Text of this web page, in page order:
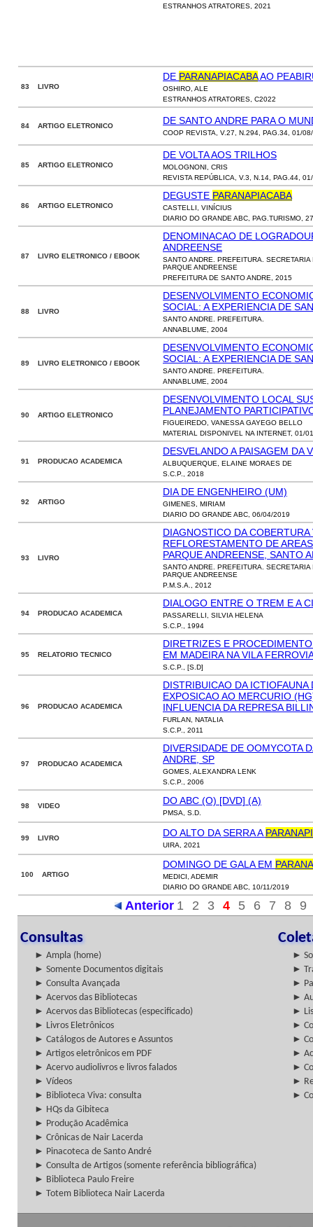
ESTRANHOS ATRATORES, 2021
83 LIVRO
DE PARANAPIACABAAO
OSHIRO, ALE
ESTRANHOS ATRATORES, C2022
84 ARTIGO ELETRONICO DE SANTO ANDRE PARA O
COOP REVISTA, V.27, N.294, PAG.34, 01/
85 ARTIGO ELETRONICO
DE VOLTA AOS TRILHOS
MOLOGNONI, CRIS
REVISTA REPÚBLICA, V.3, N.14, PAG.44,
86 ARTIGO ELETRONICO
DEGUSTE PARANAPIACABA
CASTELLI, VINÍCIUS
DIARIO DO GRANDE ABC, PAG.TURISMO,
87 LIVRO ELETRONICO / EBOOK
DENOMINACAO DE
ANDREENSE
SANTO ANDRE. PREFEITURA.
PARQUE ANDREENSE
PREFEITURA DE SANTO ANDRE, 2015
88 LIVRO
DESENVOLVIMENTO
SOCIAL: A EXPERIENCIA DE
SANTO ANDRE. PREFEITURA.
ANNABLUME, 2004
89 LIVRO ELETRONICO / EBOOK
DESENVOLVIMENTO
SOCIAL: A EXPERIENCIA DE
SANTO ANDRE. PREFEITURA.
ANNABLUME, 2004
90 ARTIGO ELETRONICO
DESENVOLVIMENTO LOCAL
PLANEJAMENTO
FIGUEIREDO, VANESSA GAYEGO BELLO
MATERIAL DISPONIVEL NA INTERNET, 01/
91 PRODUCAO ACADEMICA
DESVELANDO A PAISAGEM DA
ALBUQUERQUE, ELAINE MORAES DE
S.C.P., 2018
92 ARTIGO
DIA DE ENGENHEIRO (UM)
GIMENES, MIRIAM
DIARIO DO GRANDE ABC, 06/04/2019
93 LIVRO
DIAGNOSTICO DA
REFLORESTAMENTO DE
PARQUE ANDREENSE, SANTO
SANTO ANDRE. PREFEITURA.
PARQUE ANDREENSE
P.M.S.A., 2012
94 PRODUCAO ACADEMICA
DIALOGO ENTRE O TREM E A
PASSARELLI, SILVIA HELENA
S.C.P., 1994
95 RELATORIO TECNICO
DIRETRIZES E
EM MADEIRA NA VILA
S.C.P., [S.D]
96 PRODUCAO ACADEMICA
DISTRIBUICAO DA
EXPOSICAO AO MERCURIO
INFLUENCIA DA REPRESA
FURLAN, NATALIA
S.C.P., 2011
97 PRODUCAO ACADEMICA
DIVERSIDADE DE OOMYCOTA
ANDRE, SP
GOMES, ALEXANDRA LENK
S.C.P., 2006
98 VIDEO DO ABC (O) [DVD] (A)
PMSA, S.D.
99 LIVRO DO ALTO DA SERRA A
UIRA, 2021
100 ARTIGO
DOMINGO DE GALA EM
MEDICI, ADEMIR
DIARIO DO GRANDE ABC, 10/11/2019
Anterior 1 2 3 4 5 6 7 8 9
Consultas
► Ampla (home)
►
► Somente Documentos digitais
►
► Consulta Avançada
►
► Acervos das Bibliotecas
►
► Acervos das Bibliotecas (especificado)
►
► Livros Eletrônicos
►
► Catálogos de Autores e Assuntos
►
► Artigos eletrônicos em PDF
►
► Acervo audiolivros e livros falados
►
► Vídeos
►
► Biblioteca Viva: consulta
►
► HQs da Gibiteca
► Produção Acadêmica
► Crônicas de Nair Lacerda
► Pinacoteca de Santo André
► Consulta de Artigos (somente referência bibliográfica)
► Biblioteca Paulo Freire
► Totem Biblioteca Nair Lacerda